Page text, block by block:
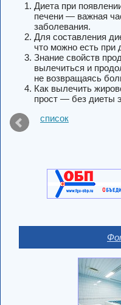
Диета при
печени — важная
заболевания.
Для составления
что можно есть при
Знание свойств
вылечиться и
не возвращаясь
Как вылечить
прост — без диеты
список